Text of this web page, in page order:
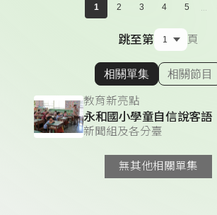
1 2 3 4 5
跳至第 頁
顯示相關單
相關單集 相關節目
教育新亮點
永和國小學童自信說客語
新聞組及各分臺
無其他相關單集